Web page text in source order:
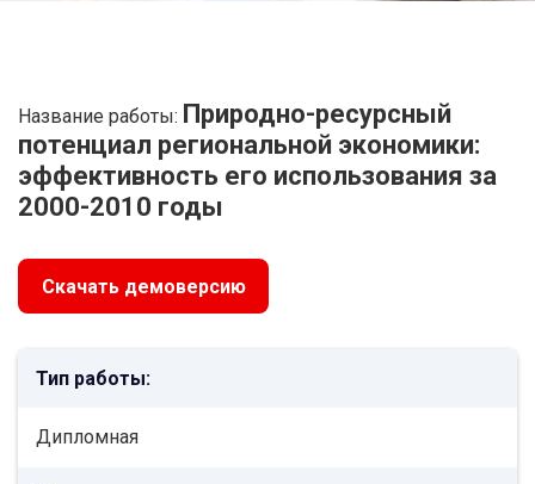
Название работы: Природно-ресурсный
потенциал региональной экономики:
эффективность его использования за
2000-2010 годы
Скачать демоверсию
Тип работы:
Дипломная